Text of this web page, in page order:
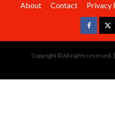
About Contact Privacy
Copyright © All rights reserved. |